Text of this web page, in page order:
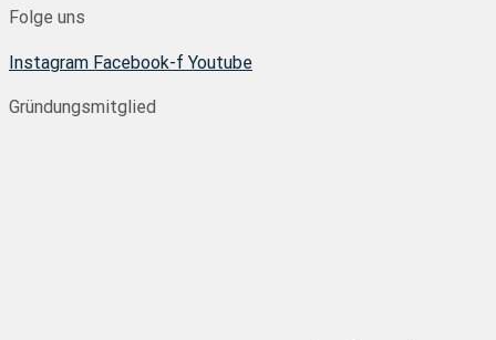
Folge uns
Instagram Facebook-f Youtube
Gründungsmitglied